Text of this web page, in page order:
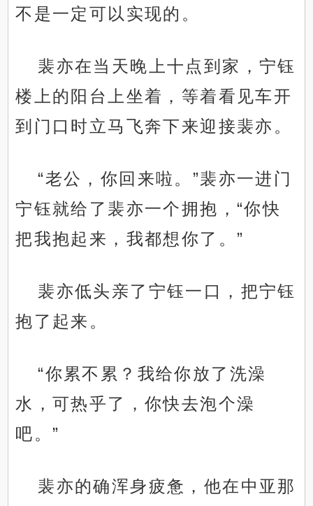
不是一定可以实现的。
裴亦在当天晚上十点到家，宁钰
楼上的阳台上坐着，等着看见车开
到门口时立马飞奔下来迎接裴亦。
“老公，你回来啦。”裴亦一进门
宁钰就给了裴亦一个拥抱，“你快
把我抱起来，我都想你了。”
裴亦低头亲了宁钰一口，把宁钰
抱了起来。
“你累不累？我给你放了洗澡
水，可热乎了，你快去泡个澡
吧。”
裴亦的确浑身疲惫，他在中亚那